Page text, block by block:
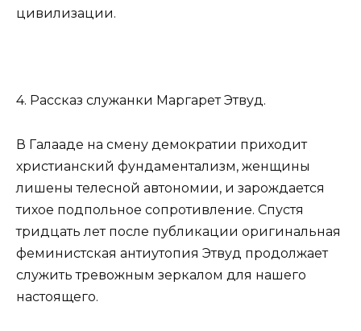
цивилизации.
4. Рассказ служанки Маргарет Этвуд.
В Галааде на смену демократии приходит
христианский фундаментализм, женщины
лишены телесной автономии, и зарождается
тихое подпольное сопротивление. Спустя
тридцать лет после публикации оригинальная
феминистская антиутопия Этвуд продолжает
служить тревожным зеркалом для нашего
настоящего.